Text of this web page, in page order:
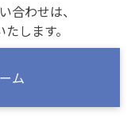
合わせは、
します。
ム